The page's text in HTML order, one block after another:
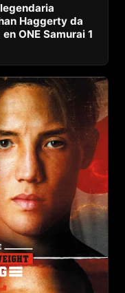
Haggerty da
ONE Samurai 1